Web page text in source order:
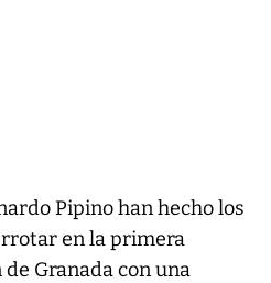
Pipino han hecho los
en la primera
Granada con una